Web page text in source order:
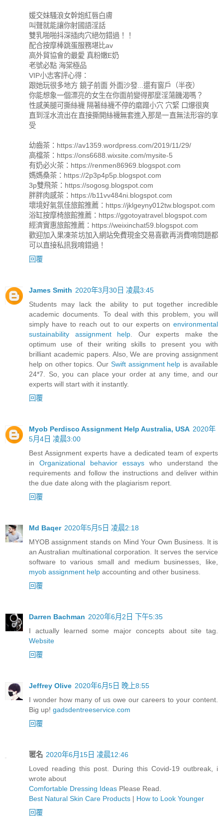
媛交妹騷浪女幹炮紅唇白膚
叫聲就能讓你射國語淫話
雙乳啪啪抖深插肉穴絕勿錯過！！
配合按摩棒跳蛋服務堪比av
高外貿協會的最愛 真粉嫩E奶
老號必點 海棠極品
VIP小志客評心得：
跟她玩很多地方 鏡子前面 外面沙發...還有窗戶（半夜）
你能想象一個漂亮的女生在你面前變得那麼淫蕩饑渴嗎？
性感美腿可撕絲襪 隔著絲襪不停的磨蹭小穴 穴緊 口爆很爽
直到淫水流出在直接撕開絲襪無套進入那是一直無法形容的享
受
幼齒茶：https://av1359.wordpress.com/2019/11/29/
高檔茶：https://ons6688.wixsite.com/mysite-5
有奶必火茶：https://renmen86969.blogspot.com
媽媽桑茶：https://2p3p4p5p.blogspot.com
3p雙飛茶：https://sogosg.blogspot.com
胖胖肉感茶：https://b11vv484ni.blogspot.com
壞境好氣氛佳旅館推薦：https://jklgeyny012tw.blogspot.com
浴缸按摩椅旅館推薦：https://ggotoyatravel.blogspot.com
經濟實惠旅館推薦：https://weixinchat59.blogspot.com
歡迎加入果凍茶坊加入網站免費現金交易喜歡再消費唷問題都
可以直接私訊我唷錯過！
回覆
James Smith 2020年3月30日 凌晨3:45
Students may lack the ability to put together incredible
academic documents. To deal with this problem, you will
simply have to reach out to our experts on environmental
sustainability assignment help . Our experts make the
optimum use of their writing skills to present you with
brilliant academic papers. Also, We are proving assignment
help on other topics. Our Swift assignment help is available
24*7. So, you can place your order at any time, and our
experts will start with it instantly.
回覆
Myob Perdisco Assignment Help Australia, USA 2020年
5月4日 凌晨3:00
Best Assignment experts have a dedicated team of experts
in Organizational behavior essays who understand the
requirements and follow the instructions and deliver within
the due date along with the plagiarism report.
回覆
Md Baqer 2020年5月5日 凌晨2:18
MYOB assignment stands on Mind Your Own Business. It is
an Australian multinational corporation. It serves the service
software to various small and medium businesses, like,
myob assignment help accounting and other business.
回覆
Darren Bachman 2020年6月2日 下午5:35
I actually learned some major concepts about site tag.
Website
回覆
Jeffrey Olive 2020年6月5日 晚上8:55
I wonder how many of us owe our careers to your content.
Big up! gadsdentreeservice.com
回覆
匿名 2020年6月15日 凌晨12:46
Loved reading this post. During this Covid-19 outbreak, i
wrote about
Comfortable Dressing Ideas Please Read.
Best Natural Skin Care Products | How to Look Younger
回覆